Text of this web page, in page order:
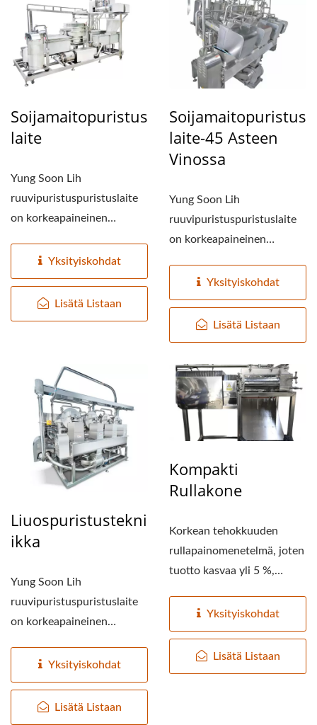
VALMISTUSKONE,
TOFUN
VALMISTUSKONEEN
HINTA, TOFUN
VALMISTAJAT, TOFUN
VALMISTUS, TOFUN
VALMISTUSLAITTEET,
TOFUVALMISTUSTEHDAS,
TOFUVALMISTUSLAITOS,
TOFUVALMISTUSTEHDAS,
TOFUVALMISTUSLINJA,
TOFUVALMISTUSLINJAN
HINTA, TOFUKONE,
VEGAANINEN
LIHAKONE,
VEGAANINEN
LIHANTUOTANTOLINJA,
KASVISTOFULAITTEET JA
-KONEET, RUOKAKONE
/ AUTOMAATTISEN
TOFUA JA SOIJAMAITOA
VALMISTAVAN KONEEN
JOHTAJA, JONKA
ENSISIJAINEN TAVOITE
Soijamaitopuristus
Laite
Yung Soon Lih
ruuvipuristuspuristuslaite
on korkeapaineinen
soijapavun...Yksityiskohdat
Lisätä Listaan
Soijamaitopuristus
Laite-45 Asteen
Vinossa
Yung Soon Lih
ruuvipuristuspuristuslaite
on korkeapaineinen
soijapavun...Yksityiskohdat
Lisätä Listaan
Liuospuristustekni
Ikka
Yung Soon Lih
ruuvipuristuspuristuslaite
on korkeapaineinen
soijapavun...Yksityiskohdat
Lisätä Listaan
Kompakti
Rullakone
Korkean tehokkuuden
rullapainomenetelmä, joten
tuotto kasvaa yli 5 %,
Käytä...Yksityiskohdat
Lisätä Listaan